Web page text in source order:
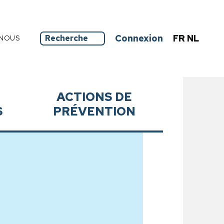
Connexion FR NL
ACTIONS DE
PRÉVENTION